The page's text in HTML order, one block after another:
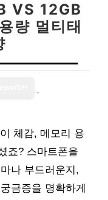
VS 12GB
량 멀티태
체감, 메모리 용
죠? 스마트폰을
나 부드러운지,
금증을 명확하게